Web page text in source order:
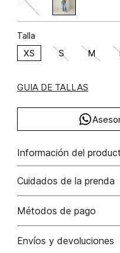
Talla
XS S M
GUIA DE TALLAS
Información del
viscosa 70% poliamida 30%
poliamida/polyamide
Cuidados de la prenda
Lavado profesional en
No lavar
Métodos de pago
Tarjetas de crédito: Visa,
Envíos y devoluciones